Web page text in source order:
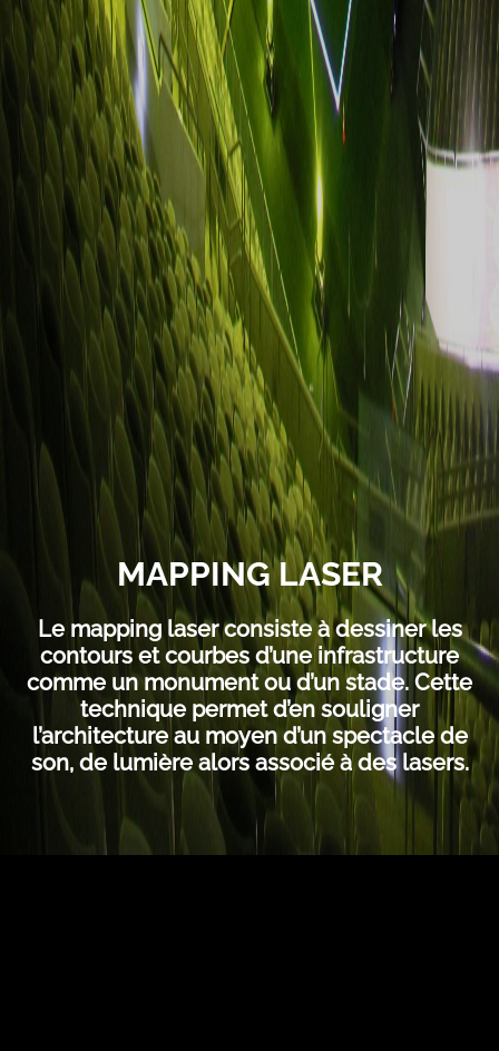
MAPPING LASER
Le mapping laser consiste à dessiner les
contours et courbes d’une infrastructure
comme un monument ou d’un stade. Cette
technique permet d’en souligner
l’architecture au moyen d’un spectacle de
son, de lumière alors associé à des lasers.